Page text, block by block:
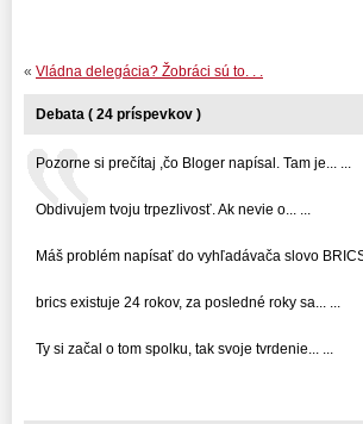
« Vládna delegácia? Žobráci sú to. . .
Debata ( 24 príspevkov )
Pozorne si prečítaj ,čo Bloger napísal. Tam je... ...
Obdivujem tvoju trpezlivosť. Ak nevie o... ...
Máš problém napísať do vyhľadávača slovo
brics existuje 24 rokov, za posledné roky sa... ...
Ty si začal o tom spolku, tak svoje tvrdenie... ...